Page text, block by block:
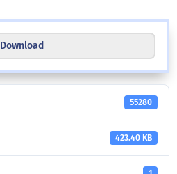
Download
55280
423.40 KB